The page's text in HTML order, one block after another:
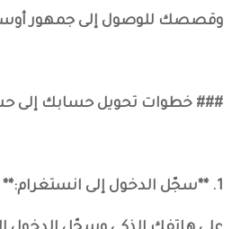
وقصصك للوصول إلى جمهور
### خطوات تحويل حسابك إلى
1. **سجّل الدخول إلى